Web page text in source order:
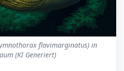
flavimarginatus) in
(KI Generiert)